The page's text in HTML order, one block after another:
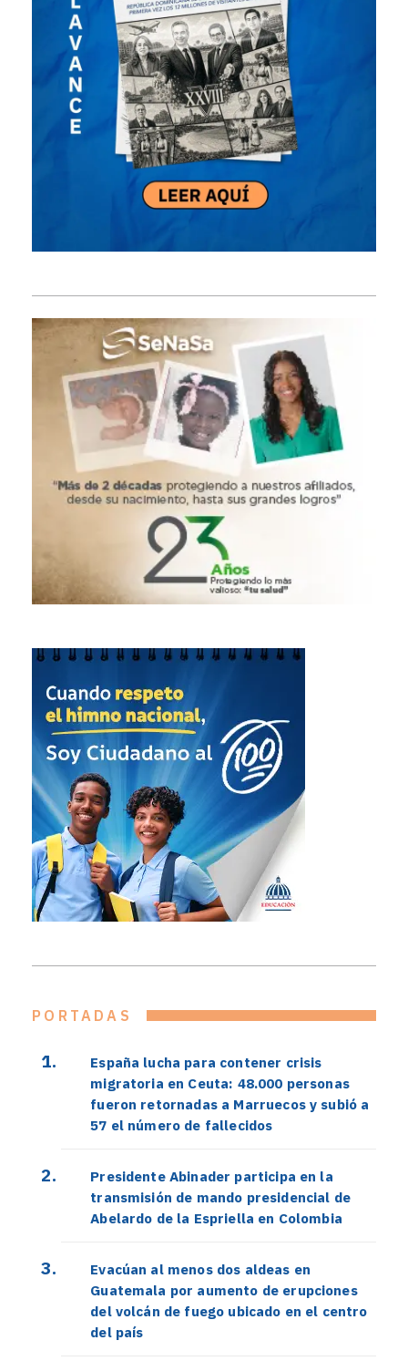
PORTADAS
España lucha para contener crisis
migratoria en Ceuta: 48.000 personas
fueron retornadas a Marruecos y subió a
57 el número de fallecidos
Presidente Abinader participa en la
transmisión de mando presidencial de
Abelardo de la Espriella en Colombia
Evacúan al menos dos aldeas en
Guatemala por aumento de erupciones
del volcán de fuego ubicado en el centro
del país